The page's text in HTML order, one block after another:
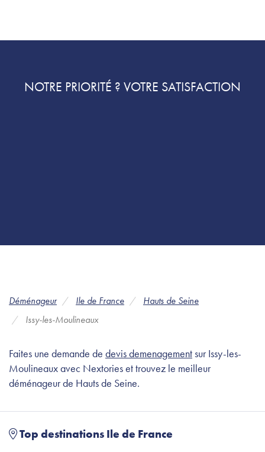
NOTRE PRIORITÉ ? VOTRE SATISFACTION
Déménageur Ile de France
Hauts de Seine
Issy-les-Moulineaux
Faites une demande de devis demenagementsur Issy-les-
Moulineaux avec Nextories et trouvez le meilleur
déménageur de Hauts de Seine.
Top destinations Ile de France